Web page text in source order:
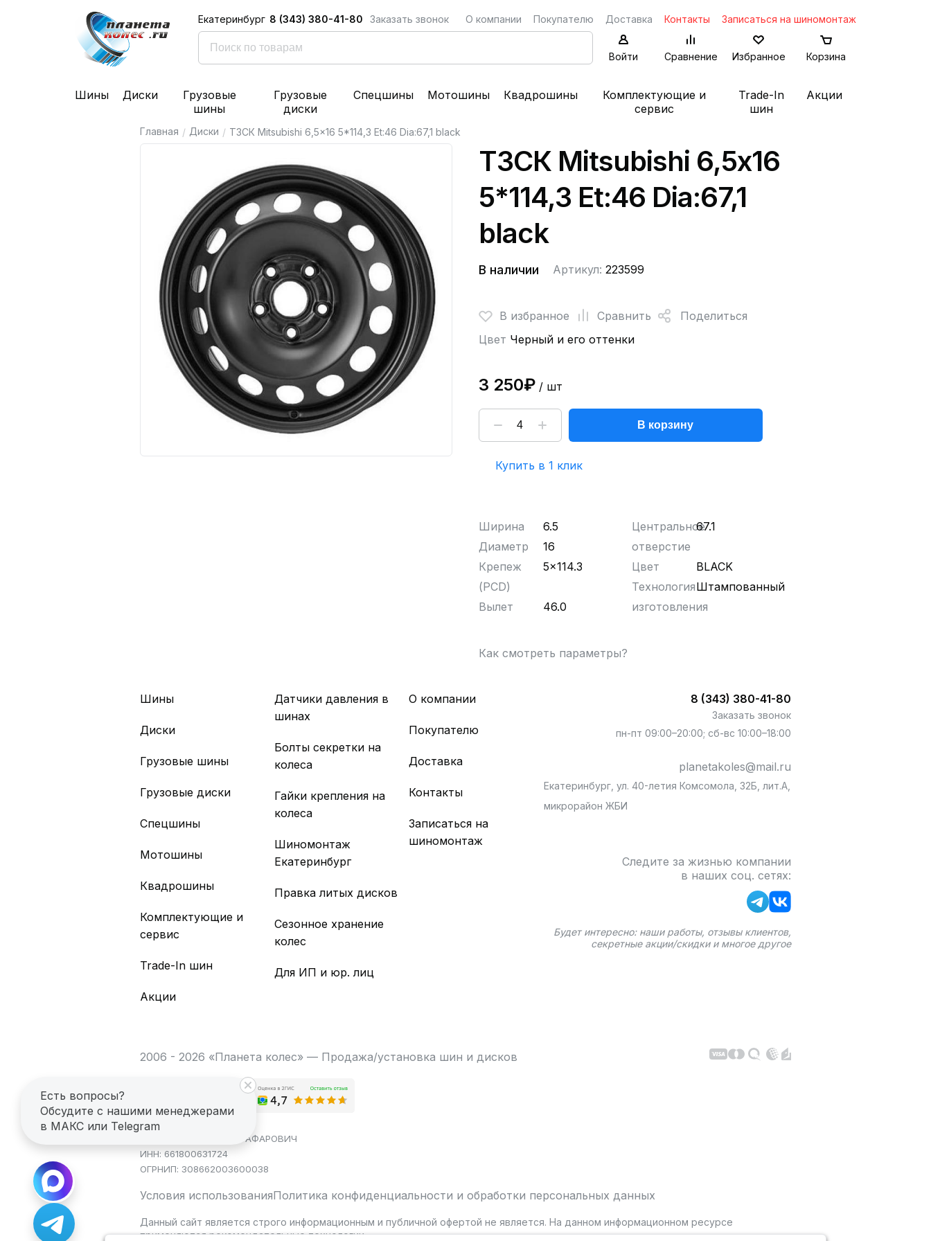
Екатеринбург 8 (343) 380-41-80 Заказать звонок О компании Покупателю Доставка Контакты Записаться на шиномонтаж
Войти Сравнение Избранное Корзина
Шины Диски
Грузовые
шины
Грузовые
диски
Спецшины Мотошины Квадрошины
Комплектующие и
сервис
Trade-In
шин
Акции
Главная / Диски / ТЗСК Mitsubishi 6,5x16 5*114,3 Et:46 Dia:67,1 black
ТЗСК Mitsubishi 6,5x16
5*114,3 Et:46 Dia:67,1
black
В наличии Артикул: 223599
В избранное Сравнить
Поделиться
Цвет Черный и его оттенки
3 250₽/ шт
В корзину
Купить в 1 клик
Ширина
6.5
Диаметр
16
Крепеж
(PCD)
5x114.3
Вылет 46.0
Центральное
отверстие
67.1
Цвет
BLACK
Технология
изготовления
Штампованный
Как смотреть параметры?
Шины
Диски
Грузовые шины
Грузовые диски
Спецшины
Мотошины
Квадрошины
Комплектующие и
сервис
Trade-In шин
Акции
Датчики давления в
шинах
Болты секретки на
колеса
Гайки крепления на
колеса
Шиномонтаж
Екатеринбург
Правка литых дисков
Сезонное хранение
колес
Для ИП и юр. лиц
О компании
Покупателю
Доставка
Контакты
Записаться на
шиномонтаж
8 (343) 380-41-80
Заказать звонок
пн-пт 09:00–20:00; сб-вс 10:00–18:00
planetakoles@mail.ru
Екатеринбург, ул. 40-летия Комсомола, 32Б, лит.А,
микрорайон ЖБИ
Следите за жизнью компании
в наших соц. сетях:
Будет интересно: наши работы, отзывы клиентов,
секретные акции/скидки и многое другое
2006 - 2026 «Планета колес» — Продажа/установка шин и дисков
ИП САГДЕЕВ ДИНАР ЯГАФАРОВИЧ
ИНН: 661800631724
ОГРНИП: 308662003600038
Условия использованияПолитика конфиденциальности и обработки персональных данных
Данный сайт является строго информационным и публичной офертой не является. На данном информационном ресурсе
применяются рекомендательные технологии.
Есть вопросы?
Обсудите с нашими менеджерами
в МАКС или Telegram